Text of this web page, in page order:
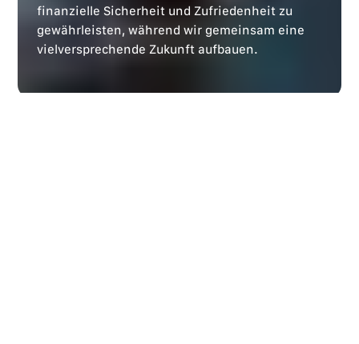
finanzielle Sicherheit und Zufriedenheit zu
gewährleisten, während wir gemeinsam eine
vielversprechende Zukunft aufbauen.